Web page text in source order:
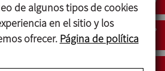
de algunos tipos de cookies
en el sitio y los
ofrecer. Página de política